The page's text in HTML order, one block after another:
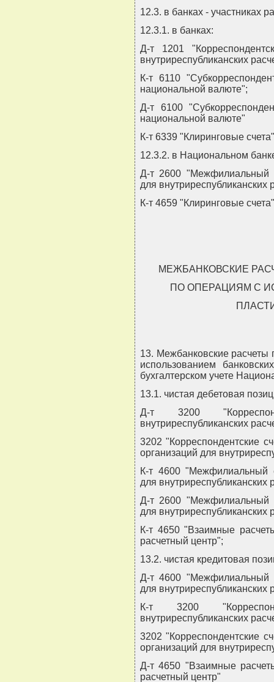
12.3. в банках - участниках
12.3.1. в банках:
Д-т 1201
внутриреспубликанских
К-т 6110
национальной валюте";
Д-т 6100
национальной валюте"
К-т 6339 "Клиринговые
12.3.2. в Национальном
Д-т 2600 "Межфилиальный
для внутриреспубликанских
К-т 4659 "Клиринговые
МЕЖБАНКОВСКИЕ
ПО ОПЕРАЦИЯМ С
13. Межбанковские расчеты
использованием
бухгалтерском учете
13.1. чистая дебетовая
Д-т 3200
внутриреспубликанских
3202 "Корреспондентские
организаций для
К-т 4600 "Межфилиальный
для внутриреспубликанских
Д-т 2600 "Межфилиальный
для внутриреспубликанских
К-т 4650 "Взаимные
расчетный центр";
13.2. чистая кредитовая
Д-т 4600 "Межфилиальный
для внутриреспубликанских
К-т 3200
внутриреспубликанских
3202 "Корреспондентские
организаций для
Д-т 4650 "Взаимные
расчетный центр"